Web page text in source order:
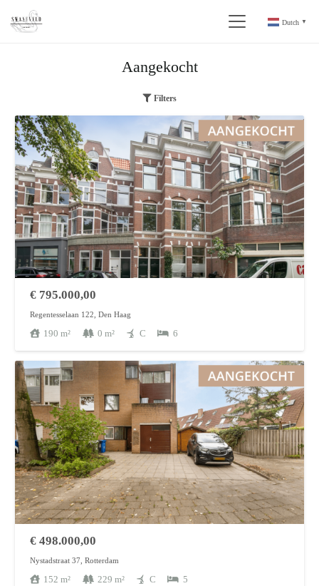
Dutch ▼
Aangekocht
Filters
€ 795.000,00
Regentesselaan 122, Den Haag
190 m² 0 m² C 6
€ 498.000,00
Nystadstraat 37, Rotterdam
152 m² 229 m² C 5